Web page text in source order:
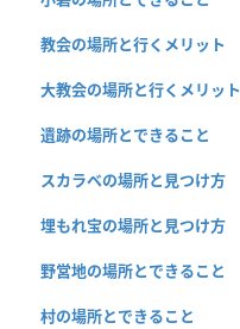
教会の場所と行くメリット
大教会の場所と行くメリット
遺跡の場所とできること
スカラベの場所と見つけ方
埋もれ宝の場所と見つけ方
野営地の場所とできること
村の場所とできること